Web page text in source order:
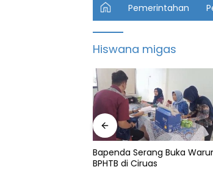
U
t
a
a
Pemerintahan
Hiswana migas
DPRD Kota Serang
Mengucapkan Selamat Hari